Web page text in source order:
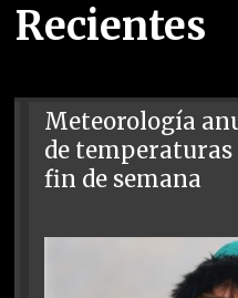
Recientes
Meteorología
de
fin de semana